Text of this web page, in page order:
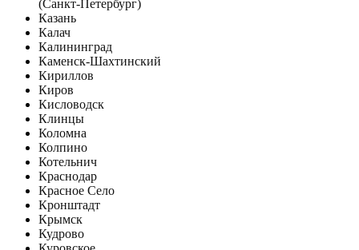
(Санкт-Петербург)
Казань
Калач
Калининград
Каменск-Шахтинский
Кириллов
Киров
Кисловодск
Клинцы
Коломна
Колпино
Котельнич
Краснодар
Красное Село
Кронштадт
Крымск
Кудрово